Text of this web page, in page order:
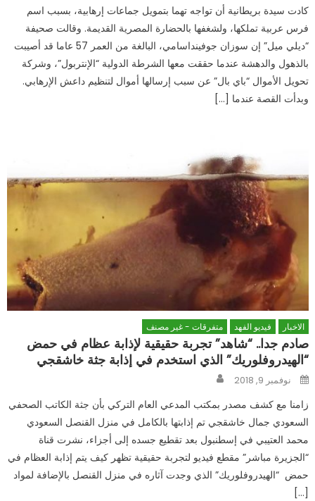
كادت سيدة بريطانية أن تواجه تهما بتمويل جماعات إرهابية، بسبب اسم
فرس عربية تملكها، ولشغفها بالحضارة المصرية القديمة. وقالت صحيفة
“ديلي ميل” إن سوزان جوفينداسامي، البالغة من العمر 57 عاما قد أصيبت
بالذهول والدهشة عندما حققت معها الشرطة الدولية “الإنتربول”، وشركة
تحويل الأموال “باي بال” عن سبب إرسالها أموال لتنظيم داعش الإرهابي.
وبدأت القصة عندما […]
الاخبار فيديو الفهد متفرقات - غير مصنف
صادم جدا.. “شاهد” تجربة حقيقية لإذابة عظام في حمض
“الهيدروفلوريك” الذي استخدم في إذابة جثة خاشقجي
Posted
onنوفمبر 9, 2018
زامنا مع كشف مصدر بمكتب المدعي العام التركي بأن جثة الكاتب الصحفي
السعودي جمال خاشقجي تم إذابتها بالكامل في منزل القنصل السعودي
محمد العتيبي في إسطنبول بعد تقطيع جسده إلى أجزاء، نشرت قناة
“الجزيرة مباشر” مقطع فيديو لتجربة حقيقية تظهر كيف يتم إذابة العظام في
حمض “الهيدروفلوريك” الذي وجدت آثاره في منزل القنصل بالإضافة لمواد
[…]